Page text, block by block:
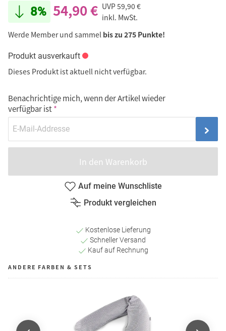
8% 54,90 € UVP59,90 €
inkl. MwSt.
Werde Member und sammel bis zu 275 Punkte!
Produkt ausverkauft
Dieses Produkt ist aktuell nicht verfügbar.
Benachrichtige mich, wenn der Artikel wieder
verfügbar ist
In den Warenkorb
Auf meine Wunschliste
Produkt vergleichen
Kostenlose Lieferung
Schneller Versand
Kauf auf Rechnung
ANDERE FARBEN & SETS